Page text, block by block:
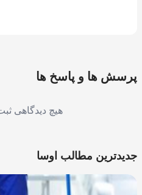
پرسش ها و پاسخ ها
هیچ دیدگاهی
جدیدترین مطالب اوسا